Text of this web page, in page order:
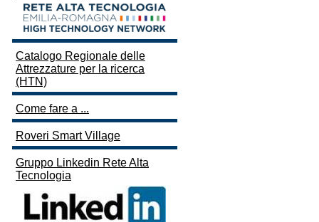
Catalogo Regionale delle
Attrezzature per la ricerca
(HTN)
Come fare a ...
Roveri Smart Village
Gruppo Linkedin Rete Alta
Tecnologia